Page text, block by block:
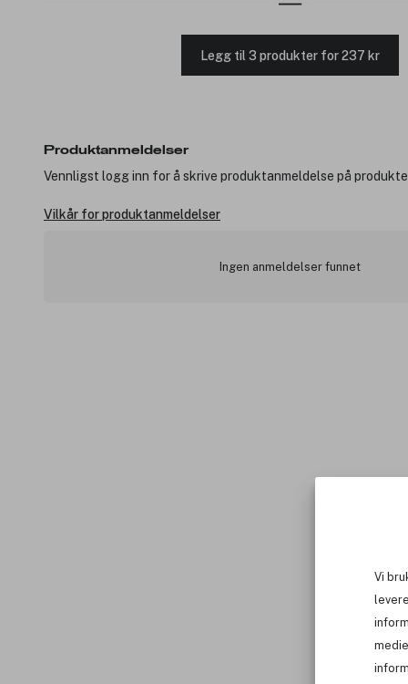
Vi
Legg til 3 produkter for 237 kr
Produktanmeldelser
Vennligst logg inn for å skrive produktanmeldelse på
Vilkår for produktanmeldelser
Ingen anmeldelser funnet